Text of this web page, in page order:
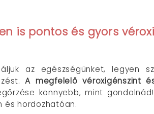
is pontos és gyors
az egészségünket, legyen
A megfelelő véroxigénszint
könnyebb, mint
és hordozhatóan.